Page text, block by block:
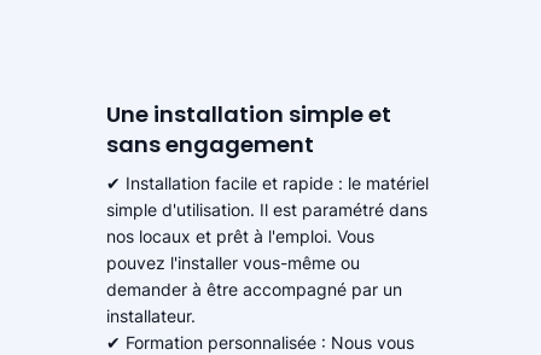
Une installation simple et
sans engagement
✔ Installation facile et rapide : le matériel
simple d'utilisation. Il est paramétré dans
nos locaux et prêt à l'emploi. Vous
pouvez l'installer vous-même ou
demander à être accompagné par un
installateur.
✔ Formation personnalisée : Nous vous